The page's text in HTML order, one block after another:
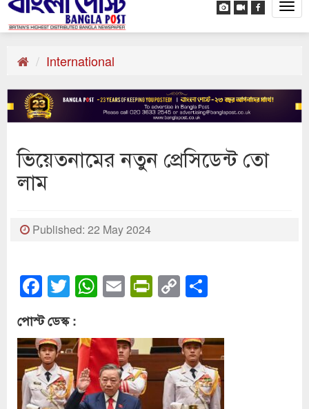
International
ভিয়েতনামের নতুন প্রেসিডেন্ট তো
লাম
Published: 22 May 2024
Facebook
Twitter
WhatsApp
EmailPrintFriendly
Copy
Link
পোস্ট ডেস্ক :